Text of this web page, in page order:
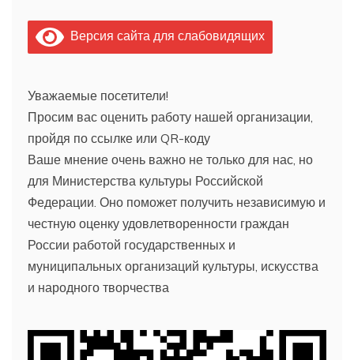
Версия сайта для слабовидящих
Уважаемые посетители!
Просим вас оценить работу нашей организации,
пройдя по ссылке или QR-коду
Ваше мнение очень важно не только для нас, но
для Министерства культуры Российской
Федерации. Оно поможет получить независимую и
честную оценку удовлетворенности граждан
России работой государственных и
муниципальных организаций культуры, искусства
и народного творчества